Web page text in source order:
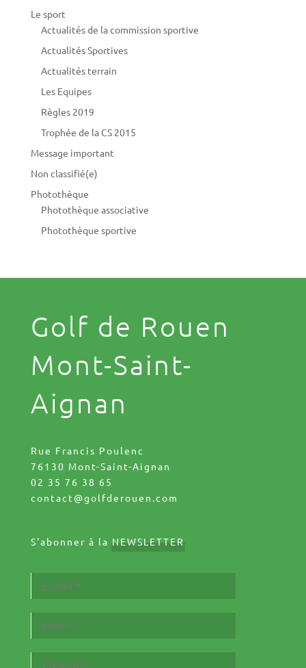
Le sport
Actualités de la commission sportive
Actualités Sportives
Actualités terrain
Les Equipes
Règles 2019
Trophée de la CS 2015
Message important
Non classifié(e)
Photothèque
Photothèque associative
Photothèque sportive
Golf de Rouen
Mont-Saint-
Aignan
Rue Francis Poulenc
76130 Mont-Saint-Aignan
02 35 76 38 65
contact@golfderouen.com
S'abonner à la NEWSLETTER